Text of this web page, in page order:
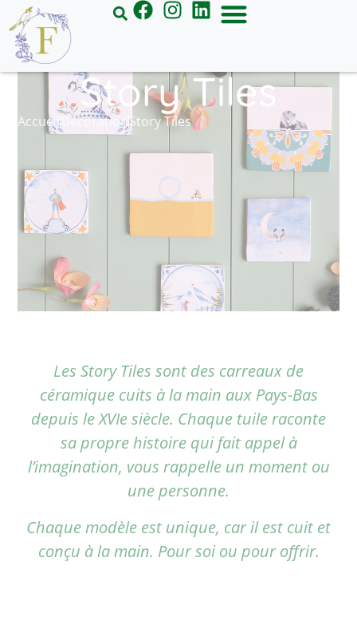
Story Tiles
AccueilDécorationStory Tiles
Les Story Tiles sont des carreaux de
céramique cuits à la main aux Pays-Bas
depuis le XVIe siècle. Chaque tuile raconte
sa propre histoire qui fait appel à
l’imagination, vous rappelle un moment ou
une personne.
Chaque modèle est unique, car il est cuit et
conçu à la main. Pour soi ou pour offrir.
Panneau de gestion des cookies